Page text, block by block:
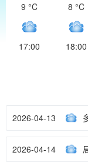
9 °C
17:00
8 °C
18:00
2026-04-13
2026-04-14